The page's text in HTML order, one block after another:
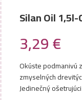
Silan Oil
3,29€
Okúste podmanivú
zmyselných
Jedinečný